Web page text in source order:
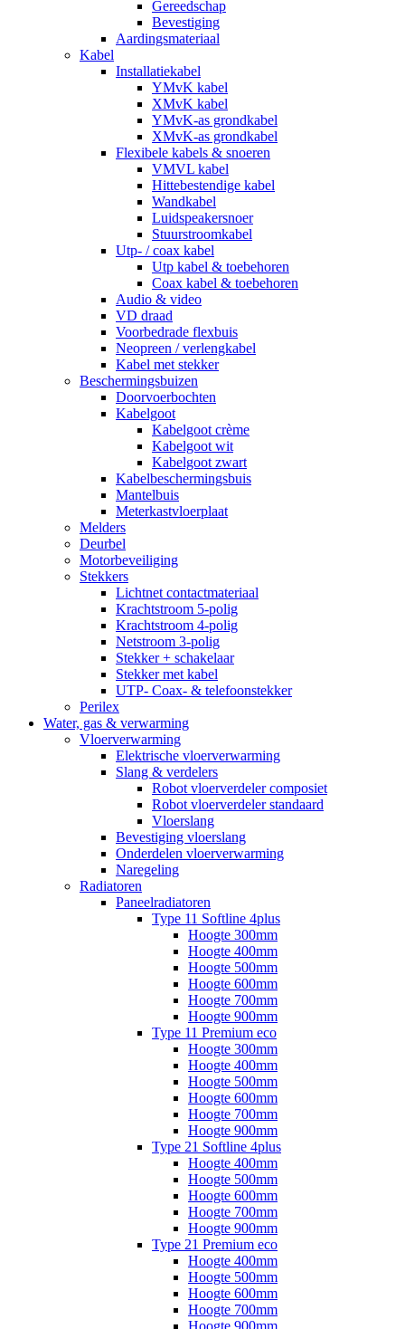
Gereedschap
Bevestiging
Aardingsmateriaal
Kabel
Installatiekabel
YMvK kabel
XMvK kabel
YMvK-as grondkabel
XMvK-as grondkabel
Flexibele kabels & snoeren
VMVL kabel
Hittebestendige kabel
Wandkabel
Luidspeakersnoer
Stuurstroomkabel
Utp- / coax kabel
Utp kabel & toebehoren
Coax kabel & toebehoren
Audio & video
VD draad
Voorbedrade flexbuis
Neopreen / verlengkabel
Kabel met stekker
Beschermingsbuizen
Doorvoerbochten
Kabelgoot
Kabelgoot crème
Kabelgoot wit
Kabelgoot zwart
Kabelbeschermingsbuis
Mantelbuis
Meterkastvloerplaat
Melders
Deurbel
Motorbeveiliging
Stekkers
Lichtnet contactmateriaal
Krachtstroom 5-polig
Krachtstroom 4-polig
Netstroom 3-polig
Stekker + schakelaar
Stekker met kabel
UTP- Coax- & telefoonstekker
Perilex
Water, gas & verwarming
Vloerverwarming
Elektrische vloerverwarming
Slang & verdelers
Robot vloerverdeler composiet
Robot vloerverdeler standaard
Vloerslang
Bevestiging vloerslang
Onderdelen vloerverwarming
Naregeling
Radiatoren
Paneelradiatoren
Type 11 Softline 4plus
Hoogte 300mm
Hoogte 400mm
Hoogte 500mm
Hoogte 600mm
Hoogte 700mm
Hoogte 900mm
Type 11 Premium eco
Hoogte 300mm
Hoogte 400mm
Hoogte 500mm
Hoogte 600mm
Hoogte 700mm
Hoogte 900mm
Type 21 Softline 4plus
Hoogte 400mm
Hoogte 500mm
Hoogte 600mm
Hoogte 700mm
Hoogte 900mm
Type 21 Premium eco
Hoogte 400mm
Hoogte 500mm
Hoogte 600mm
Hoogte 700mm
Hoogte 900mm